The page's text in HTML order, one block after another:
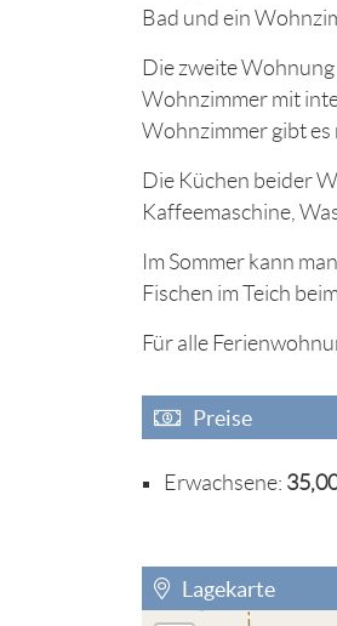
Bad und ein
Die zweite
Wohnzimmer mit
Wohnzimmer gibt es
Die Küchen beider
Kaffeemaschine,
Im Sommer kann
Fischen im Teich
Für alle
Preise
Erwachsene:
Lagekarte